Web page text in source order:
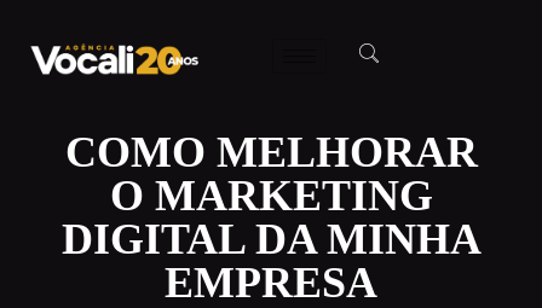
COMO MELHORAR
O MARKETING
DIGITAL DA MINHA
EMPRESA